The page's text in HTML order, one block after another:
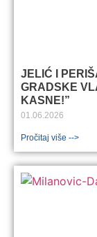
JELIĆ I
GRADSKE
KASNE!”
01.06.2026
Pročitaj više -->